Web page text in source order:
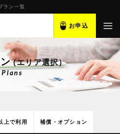
ラン一覧
お申込
（エリア選択）
Plans
上で利用 補償・オプション